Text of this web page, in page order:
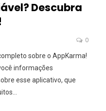
Descubra
0
sobre o AppKarma!
informações
esse aplicativo, que
…